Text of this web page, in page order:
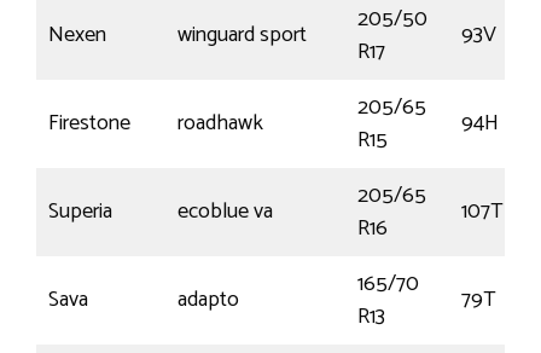
Nexen winguard sport
205/50
R17
93V
Firestone roadhawk
205/65
R15
94H
Superia ecoblue va
205/65
R16
107T
Sava adapto
165/70
R13
79T